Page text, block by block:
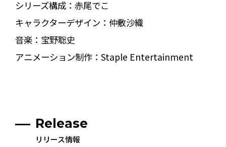
シリーズ構成：赤尾でこ
キャラクターデザイン：仲敷沙織
音楽：宝野聡史
アニメーション制作：Staple Entertainment
Release
リリース情報